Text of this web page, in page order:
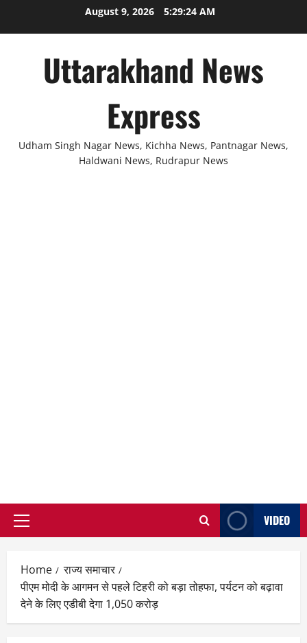
August 9, 2026 5:29:25 AM
Uttarakhand News
Express
Udham Singh Nagar News, Kichha News, Pantnagar News,
Haldwani News, Rudrapur News
Primary
VIDEO
Home
राज्य समाचार
पीएम मोदी के आगमन से पहले टिहरी को बड़ा तोहफा, पर्यटन को बढ़ावा
देने के लिए एडीबी देगा 1,050 करोड़